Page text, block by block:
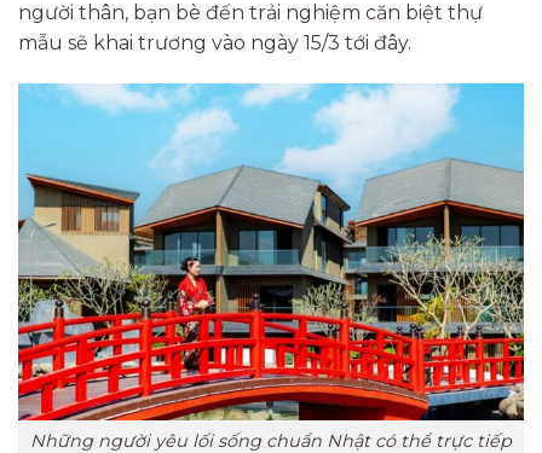
người thân, bạn bè đến trải nghiệm căn biệt thự
mẫu sẽ khai trương vào ngày 15/3 tới đây.
Những người yêu lối sống chuẩn Nhật có thể trực tiếp